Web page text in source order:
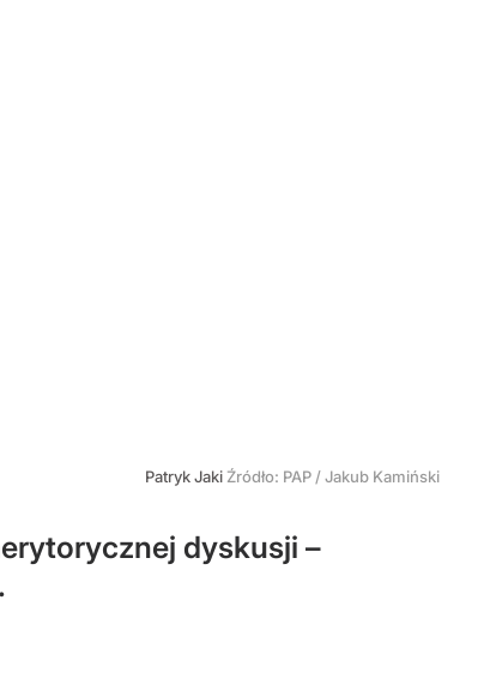
Patryk Jaki Źródło: PAP /Jakub Kamiński
dyskusji –